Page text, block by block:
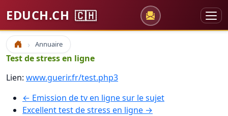
EDUCH.CH 🇨🇭
Accueil Annuaire
Test de stress en ligne
Lien: www.guerir.fr/test.php3
← Emission de tv en ligne sur le sujet
Excellent test de stress en ligne →